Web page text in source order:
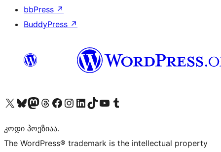
bbPress ↗
BuddyPress ↗
Visit our X (formerly Twitter) account
Visit our Bluesky account
Visit our Mastodon account
Visit our Threads account
Visit our Facebook page
Visit our Instagram account
Visit our LinkedIn account
Visit our TikTok account
Visit our YouTube channel
Visit our Tumblr account
კოდი პოეზიაა.
The WordPress® trademark is the intellectual property